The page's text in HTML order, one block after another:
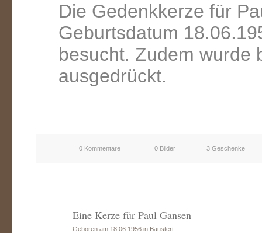
Die Gedenkkerze für
Geburtsdatum
besucht. Zudem wurde
ausgedrückt.
0 Kommentare 0 Bilder 3 Geschenke
Eine Kerze für Paul Gansen
Geboren am 18.06.1956 in Baustert